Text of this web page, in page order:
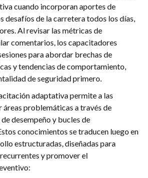
cuando incorporan aportes de
desafíos de la carretera todos los días,
Al revisar las métricas de
comentarios, los capacitadores
para abordar brechas de
y tendencias de comportamiento,
de seguridad primero.
adaptativa permite a las
problemáticas a través de
desempeño y bucles de
conocimientos se traducen luego en
estructuradas, diseñadas para
y promover el